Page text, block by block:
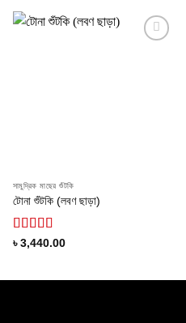
সামুদ্রিক মাছের শুঁটকি
টোনা শুঁটকি (লবণ ছাড়া)
Rated
৳ 3,440.00